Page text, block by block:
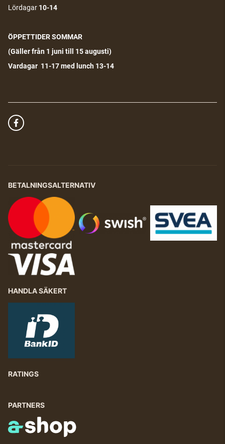
Lördagar 10-14
ÖPPETTIDER SOMMAR
(Gäller från 1 juni till 15 augusti)
Vardagar 11-17 med lunch 13-14
BETALNINGSALTERNATIV
HANDLA SÄKERT
RATINGS
PARTNERS